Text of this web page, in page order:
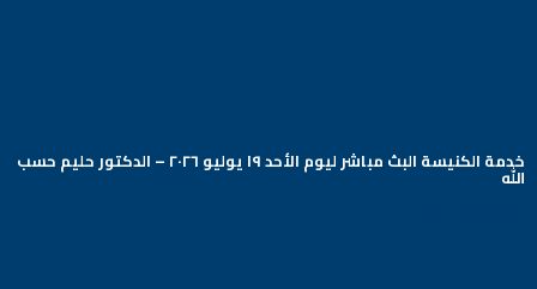
خدمة الكنيسة البث مباشر ليوم الأحد ١٩ يوليو ٢٠٢٦ – الدكتور حليم حسب
الله